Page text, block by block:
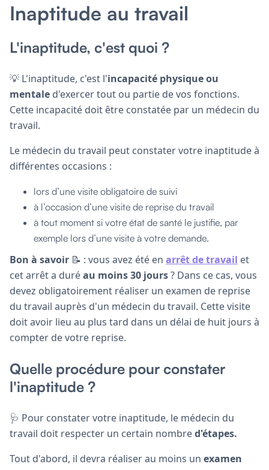
Inaptitude au travail
L'inaptitude, c'est quoi ?
💡 L'inaptitude, c'est l'incapacité physique ou
mentale d'exercer tout ou partie de vos fonctions.
Cette incapacité doit être constatée par un médecin du
travail.
Le médecin du travail peut constater votre inaptitude à
différentes occasions :
lors d’une visite obligatoire de suivi
à l’occasion d’une visite de reprise du travail
à tout moment si votre état de santé le justifie, par
exemple lors d’une visite à votre demande.
Bon à savoir 📝 : vous avez été en arrêt de travail et
cet arrêt a duréau moins 30 jours? Dans ce cas, vous
devez obligatoirement réaliser un examen de reprise
du travail auprès d'un médecin du travail. Cette visite
doit avoir lieu au plus tard dans un délai de huit jours à
compter de votre reprise.
Quelle procédure pour constater
l'inaptitude ?
🩺 Pour constater votre inaptitude, le médecin du
travail doit respecter un certain nombred'étapes.
Tout d'abord, il devra réaliser au moins un examen